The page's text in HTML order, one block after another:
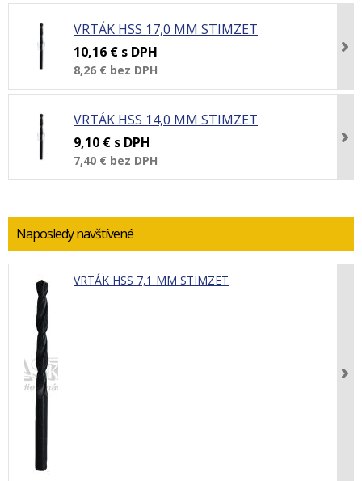
VRTÁK HSS 17,0 MM STIMZET
10,16 € s DPH
8,26 € bez DPH
VRTÁK HSS 14,0 MM STIMZET
9,10 € s DPH
7,40 € bez DPH
Naposledy navštívené
VRTÁK HSS 7,1 MM STIMZET